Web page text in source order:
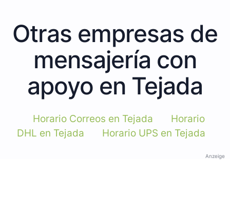
Otras empresas de
mensajería con
apoyo en Tejada
Horario Correos en Tejada
Horario
DHL en Tejada
Horario UPS en Tejada
Anzeige